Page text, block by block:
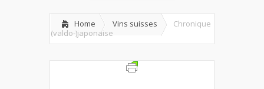
Home Vins suisses
Chronique
(valdo-)japonaise